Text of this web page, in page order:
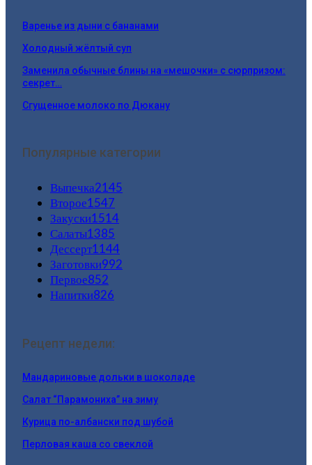
Варенье из дыни с бананами
Холодный жёлтый суп
Заменила обычные блины на «мешочки» с сюрпризом:
секрет…
Сгущенное молоко по Дюкану
Популярные категории
Выпечка2145
Второе1547
Закуски1514
Салаты1385
Дессерт1144
Заготовки992
Первое852
Напитки826
Рецепт недели:
Мандариновые дольки в шоколаде
Салат “Парамониха” на зиму
Курица по-албански под шубой
Перловая каша со свеклой